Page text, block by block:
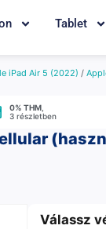
Tablet
iPad Air 5 (2022) /
0% THM
3 részletben
Válassz